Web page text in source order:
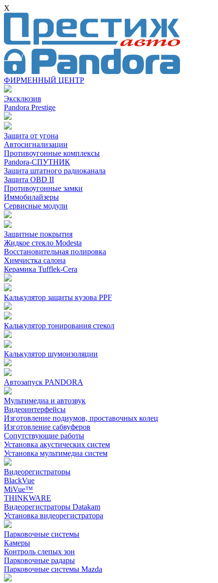
X
ФИРМЕННЫЙ ЦЕНТР
Эксклюзив
Pandora Prestige
Защита от угона
Автосигнализации
Противоугонные комплексы
Pandora-СПУТНИК
Защита штатного радиоканала
Защита OBD II
Противоугонные замки
Иммобилайзеры
Сервисные модули
Защитные покрытия
Жидкое стекло Modesta
Восстановительная полировка
Химчистка салона
Керамика Tufflek-Cera
Калькулятор защиты кузова PPF
Калькулятор тонирования стекол
Калькулятор шумоизоляции
Автозапуск PANDORA
Мультимедиа и автозвук
Видеоинтерфейсы
Изготовление подиумов, проставочных колец
Изготовление сабвуферов
Сопутствующие работы
Установка акустических систем
Установка мультимедиа систем
Видеорегистраторы
BlackVue
MiVue™
THINKWARE
Видеорегистраторы Datakam
Установка видеорегистратора
Парковочные системы
Камеры
Контроль слепых зон
Парковочные радары
Парковочные системы Mazda